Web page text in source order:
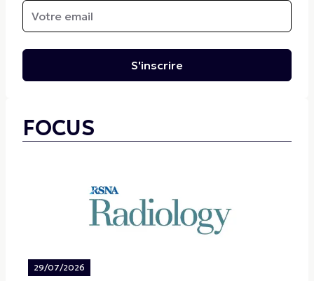
S'inscrire
FOCUS
29/07/2026